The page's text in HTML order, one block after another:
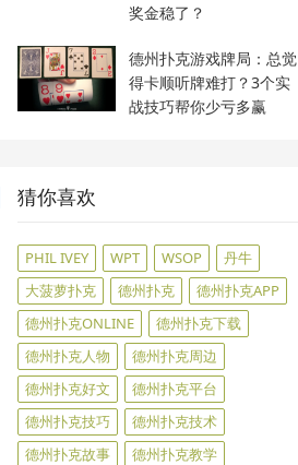
奖金稳了？
德州扑克游戏牌局：总觉
得卡顺听牌难打？3个实
战技巧帮你少亏多赢
猜你喜欢
PHIL IVEY WPT WSOP
丹牛
大菠萝扑克
德州扑克
德州扑克APP
德州扑克ONLINE
德州扑克下载
德州扑克人物
德州扑克周边
德州扑克好文
德州扑克平台
德州扑克技巧
德州扑克技术
德州扑克故事
德州扑克教学